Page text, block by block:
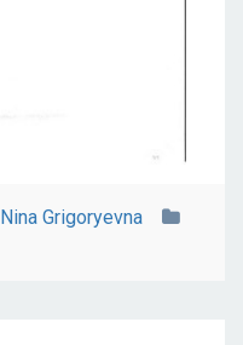
Nina Grigoryevna